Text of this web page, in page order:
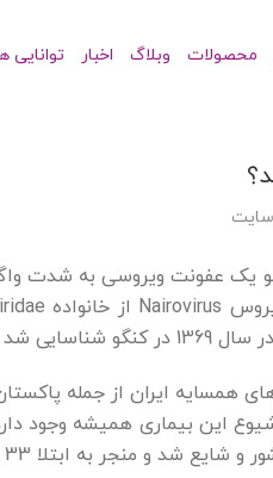
محصولات وبلاگ اخبار توانایی
یک عفونت ویروسی به شدت
گفته می شود.
همسایه ایران از جمله
ابتلا 33 نفر و مرگ 3 نفر از آن ها گردید.